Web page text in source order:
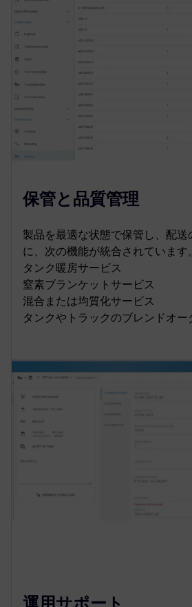
保管と品質管理
製品を最適な状態で保管し、配送
に、次の機能が統合されています。
タンク暖房サービス
窒素ブランケットサービス
混合または均質化サービス
タンクやトラックのブレンドオー
運用サポート